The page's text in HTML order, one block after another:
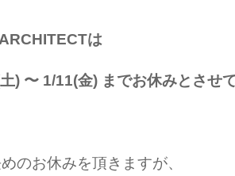
は
) 〜 1/11(金) までお休みとさせ
のお休みを頂きますが、